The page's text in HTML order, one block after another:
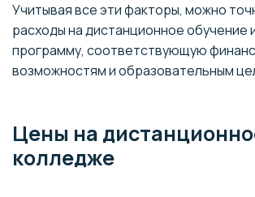
Учитывая все эти факторы, можно
расходы на дистанционное обучение
программу, соответствующую
возможностям и образовательным
Цены на
колледже